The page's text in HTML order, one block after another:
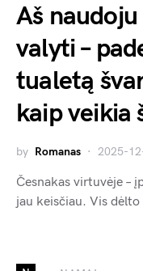
Aš
valyti –
tualetą
kaip veikia
by Romanas 2025-
Česnakas virtuvėje –
jau keisčiau. Vis